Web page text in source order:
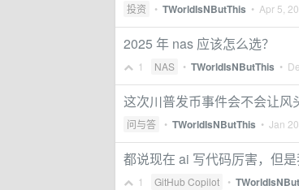
投资 • TWorldIsNButThis • Apr 5,
2025 年 nas 应该怎么选？
1 NAS • TWorldIsNButThis •
这次川普发币事件会不会让风
问与答 • TWorldIsNButThis • Jan
都说现在 ai 写代码厉害，但
1 GitHub Copilot •